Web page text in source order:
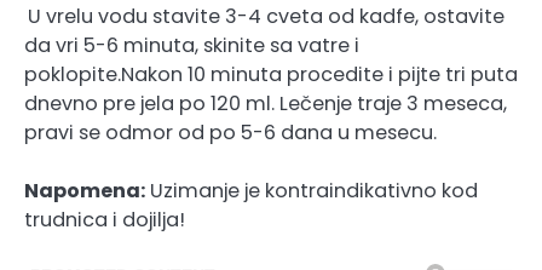
U vrelu vodu stavite 3-4 cveta od kadfe, ostavite
da vri 5-6 minuta, skinite sa vatre i
poklopite.Nakon 10 minuta procedite i pijte tri puta
dnevno pre jela po 120 ml. Lečenje traje 3 meseca,
pravi se odmor od po 5-6 dana u mesecu.
Napomena: Uzimanje je kontraindikativno kod
trudnica i dojilja!